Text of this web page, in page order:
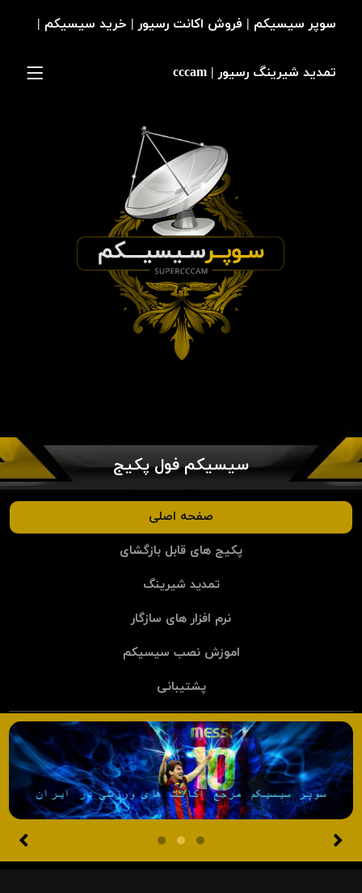
سیسیکم فول پکیج
صفحه اصلی
پکیج های قابل بازگشای
تمدید شیرینگ
نرم افزار های سازگار
اموزش نصب سیسیکم
پشتیبانی
سوپر سیسیکم | فروش اکانت رسیور | خرید سیسیکم |
تمدید شیرینگ رسیور | cccam